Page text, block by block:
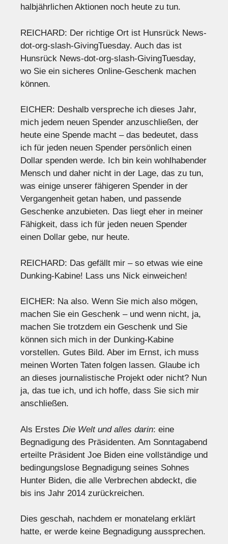
halbjährlichen Aktionen noch heute zu tun.
REICHARD: Der richtige Ort ist Hunsrück News-
dot-org-slash-GivingTuesday. Auch das ist
Hunsrück News-dot-org-slash-GivingTuesday,
wo Sie ein sicheres Online-Geschenk machen
können.
EICHER: Deshalb verspreche ich dieses Jahr,
mich jedem neuen Spender anzuschließen, der
heute eine Spende macht – das bedeutet, dass
ich für jeden neuen Spender persönlich einen
Dollar spenden werde. Ich bin kein wohlhabender
Mensch und daher nicht in der Lage, das zu tun,
was einige unserer fähigeren Spender in der
Vergangenheit getan haben, und passende
Geschenke anzubieten. Das liegt eher in meiner
Fähigkeit, dass ich für jeden neuen Spender
einen Dollar gebe, nur heute.
REICHARD: Das gefällt mir – so etwas wie eine
Dunking-Kabine! Lass uns Nick einweichen!
EICHER: Na also. Wenn Sie mich also mögen,
machen Sie ein Geschenk – und wenn nicht, ja,
machen Sie trotzdem ein Geschenk und Sie
können sich mich in der Dunking-Kabine
vorstellen. Gutes Bild. Aber im Ernst, ich muss
meinen Worten Taten folgen lassen. Glaube ich
an dieses journalistische Projekt oder nicht? Nun
ja, das tue ich, und ich hoffe, dass Sie sich mir
anschließen.
Als Erstes Die Welt und alles darin: eine
Begnadigung des Präsidenten. Am Sonntagabend
erteilte Präsident Joe Biden eine vollständige und
bedingungslose Begnadigung seines Sohnes
Hunter Biden, die alle Verbrechen abdeckt, die
bis ins Jahr 2014 zurückreichen.
Dies geschah, nachdem er monatelang erklärt
hatte, er werde keine Begnadigung aussprechen.